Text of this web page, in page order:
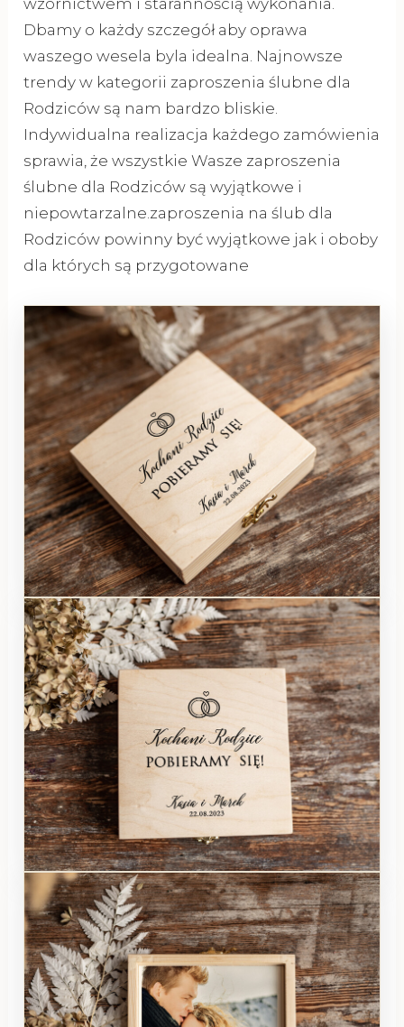
wzornictwem i starannością wykonania.
Dbamy o każdy szczegół aby oprawa
waszego wesela byla idealna. Najnowsze
trendy w kategorii zaproszenia ślubne dla
Rodziców są nam bardzo bliskie.
Indywidualna realizacja każdego zamówienia
sprawia, że wszystkie Wasze zaproszenia
ślubne dla Rodziców są wyjątkowe i
niepowtarzalne.zaproszenia na ślub dla
Rodziców powinny być wyjątkowe jak i oboby
dla których są przygotowane